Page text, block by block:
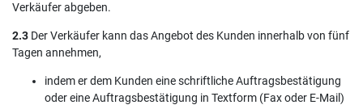
Verkäufer abgeben.
2.3 Der Verkäufer kann das Angebot des Kunden innerhalb von fünf
Tagen annehmen,
indem er dem Kunden eine schriftliche Auftragsbestätigung
oder eine Auftragsbestätigung in Textform (Fax oder E-Mail)